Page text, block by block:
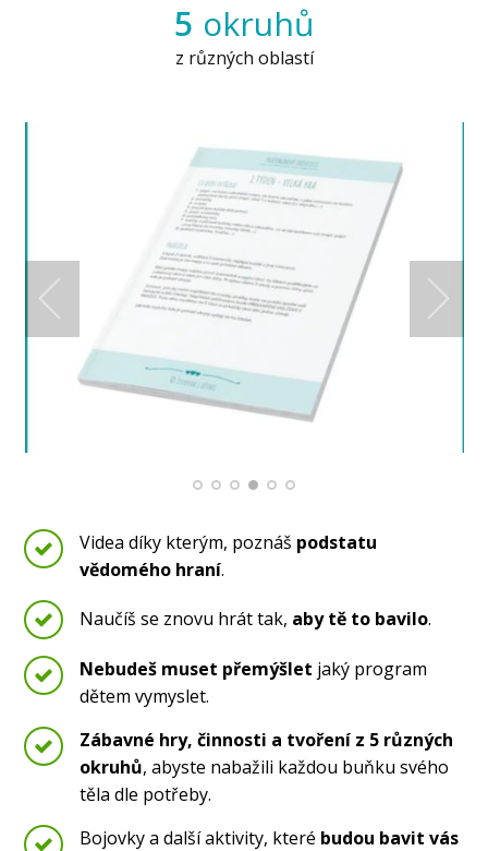
5 okruhů
z různých oblastí
Videa díky kterým, poznáš podstatu
vědomého hraní.
Naučíš se znovu hrát tak, aby tě to bavilo.
Nebudeš muset přemýšlet jaký program
dětem vymyslet.
Zábavné hry, činnosti a tvoření z 5 různých
okruhů, abyste nabažili každou buňku svého
těla dle potřeby.
Bojovky a další aktivity, které budou bavit vás